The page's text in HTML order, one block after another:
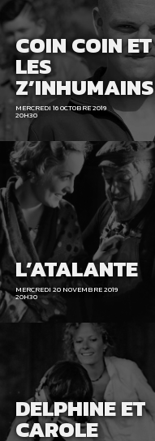
COIN COIN ET
LES
Z’INHUMAINS
MERCREDI 16 OCTOBRE 2019
20H30
L’ATALANTE
MERCREDI 20 NOVEMBRE 2019
20H30
DELPHINE ET
CAROLE